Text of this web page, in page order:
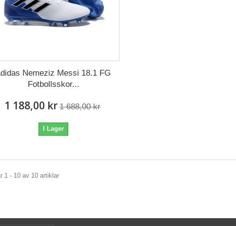
Nemeziz Messi 18.1 FG
Fotbollsskor...
1 188,00 kr 1 688,00 kr
I Lager
1 - 10 av 10 artiklar